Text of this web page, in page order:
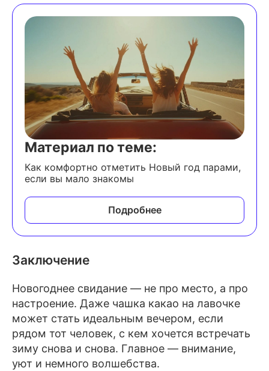
Материал по теме:
Как комфортно отметить Новый год парами,
если вы мало знакомы
Подробнее
Заключение
Новогоднее свидание — не про место, а про
настроение. Даже чашка какао на лавочке
может стать идеальным вечером, если
рядом тот человек, с кем хочется встречать
зиму снова и снова. Главное — внимание,
уют и немного волшебства.